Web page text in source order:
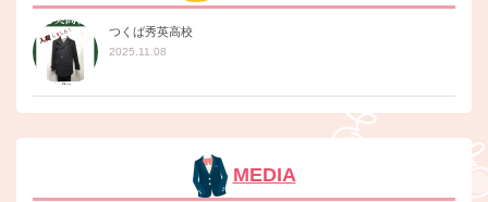
つくば秀英高校
2025.11.08
MEDIA